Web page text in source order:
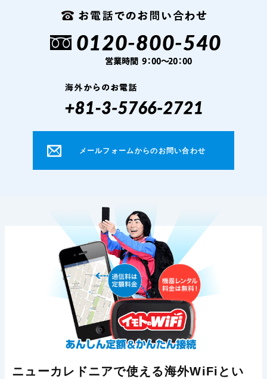
メールフォームからのお問い合わせ
ニューカレドニアで使える海外WiFiとい